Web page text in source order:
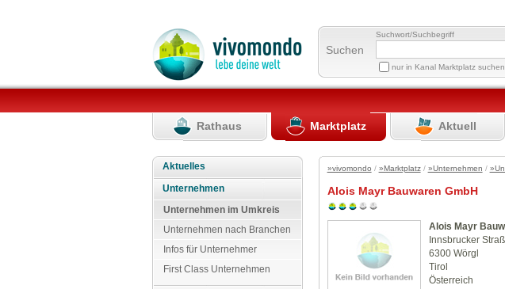
Suchen
Suchwort/Suchbegriff
nur in Kanal Marktplatz suchen
Rathaus Marktplatz Aktuell
Aktuelles
Unternehmen
Unternehmen im Umkreis
Unternehmen nach Branchen
Infos für Unternehmer
First Class Unternehmen
»vivomondo / »Marktplatz/ »Unternehmen /
Alois Mayr Bauwaren GmbH
Alois Mayr
Innsbrucker
6300 Wörgl
Tirol
Österreich